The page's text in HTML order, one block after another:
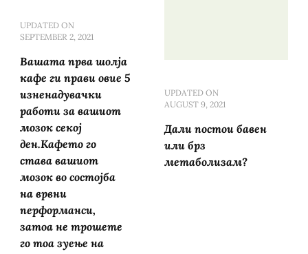
UPDATED ON
SEPTEMBER 2, 2021
Вашата прва шолја
кафе ги прави овие 5
изненадувачки
работи за вашиот
мозок секој
ден.Кафето го
става вашиот
мозок во состојба
на врвни
перформанси,
затоа не трошете
го тоа зуење на
UPDATED ON
AUGUST 9, 2021
Дали постои бавен
или брз
метаболизам?